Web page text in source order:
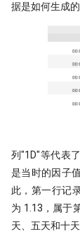
龙虾流量太贵
致命的 ID --
睽违17年，ta-
量化研究员如何
量子计算能否重
据是如何生成
列"1D"等代表
是当时的因子
此，第一行记
为 1.13，属于
天、五天和十